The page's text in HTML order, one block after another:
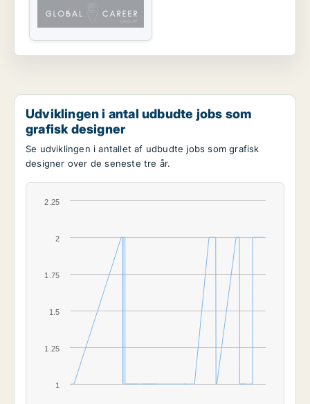
Udviklingen i antal udbudte jobs som
grafisk designer
Se udviklingen i antallet af udbudte jobs som grafisk
designer over de seneste tre år.
1
2
1.25
1.5
1.75
2.25